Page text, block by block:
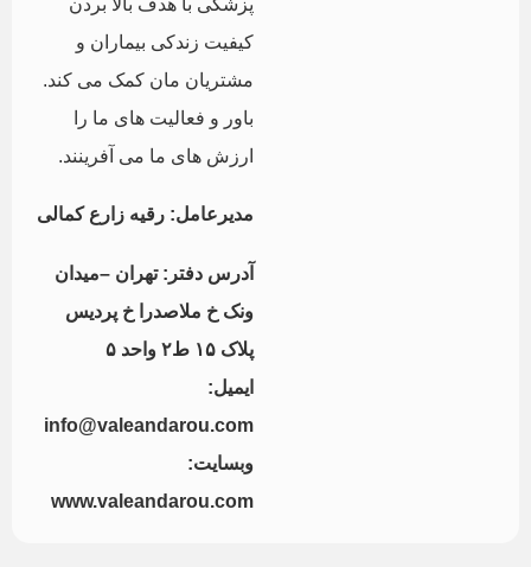
پزشکی با هدف بالا بردن
کیفیت زندکی بیماران و
مشتریان مان کمک می کند.
باور و فعالیت های ما را
ارزش های ما می آفرینند.
مدیرعامل: رقیه زارع کمالی
آدرس دفتر: تهران –میدان
ونک خ ملاصدرا خ پردیس
پلاک ۱۵ ط۲ واحد ۵
ایمیل:
info@valeandarou.com
وبسایت:
www.valeandarou.com